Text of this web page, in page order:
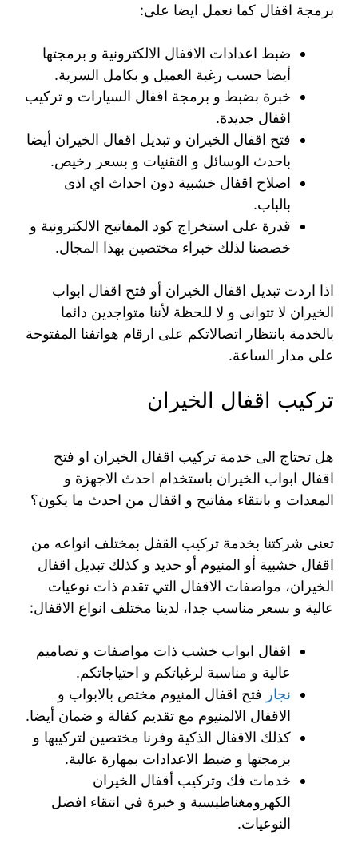
برمجة اقفال كما نعمل ايضا على:
ضبط اعدادات الاقفال الالكترونية و برمجتها
أيضا حسب رغبة العميل و بكامل السرية.
خبرة بضبط و برمجة اقفال السيارات و تركيب
اقفال جديدة.
فتح اقفال الخيران و تبديل اقفال الخيران أيضا
باحدث الوسائل و التقنيات و بسعر رخيص.
اصلاح اقفال خشبية دون احداث اي اذى
بالباب.
قدرة على استخراج كود المفاتيح الالكترونية و
خصصنا لذلك خبراء مختصين بهذا المجال.
اذا اردت تبديل اقفال الخيران أو فتح اقفال ابواب
الخيران لا تتوانى و لا للحظة لأننا متواجدين دائما
بالخدمة بانتظار اتصالاتكم على ارقام هواتفنا المفتوحة
على مدار الساعة.
تركيب اقفال الخيران
هل تحتاج الى خدمة تركيب اقفال الخيران او فتح
اقفال ابواب الخيران باستخدام احدث الاجهزة و
المعدات و بانتقاء مفاتيح و اقفال من احدث ما يكون؟
تعنى شركتنا بخدمة تركيب القفل بمختلف انواعه من
اقفال خشبية أو المنيوم أو حديد و كذلك تبديل اقفال
الخيران، مواصفات الاقفال التي تقدم ذات نوعيات
عالية و بسعر مناسب جدا، لدينا مختلف انواع الاقفال:
اقفال ابواب خشب ذات مواصفات و تصاميم
عالية و مناسبة لرغباتكم و احتياجاتكم.
نجار فتح اقفال المنيوم مختص بالابواب و
الاقفال الالمنيوم مع تقديم كفالة و ضمان أيضا.
كذلك الاقفال الذكية وفرنا مختصين لتركيبها و
برمجتها و ضبط الاعدادات بمهارة عالية.
خدمات فك وتركيب أقفال الخيران
الكهرومغناطيسية و خبرة في انتقاء افضل
النوعيات.